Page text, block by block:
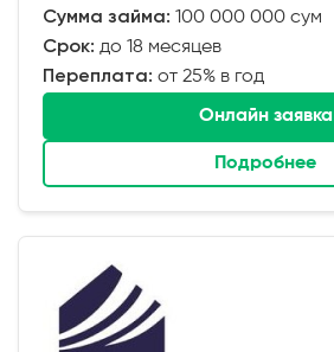
Сумма займа: 100 000 000 сум
Срок: до 18 месяцев
Переплата: от 25% в год
Онлайн заявка
Подробнее